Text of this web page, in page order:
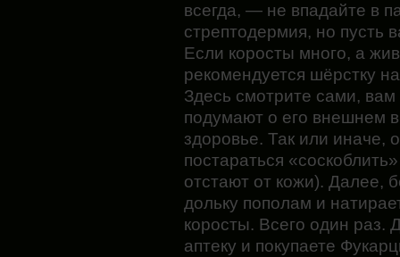
всегда, — не впадайте в
стрептодермия, но пусть
Если коросты много, а
рекомендуется шёрстку
Здесь смотрите сами,
подумают о его внешнем
здоровье. Так или иначе,
постараться
отстают от кожи). Далее,
дольку пополам и
коросты. Всего один раз.
аптеку и покупаете